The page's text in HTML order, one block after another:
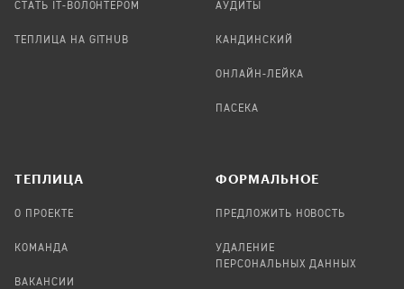
СТАТЬ IT-ВОЛОНТЕРОМ
ТЕПЛИЦА НА GITHUB
АУДИТЫ
КАНДИНСКИЙ
ОНЛАЙН-ЛЕЙКА
ПАСЕКА
TЕПЛИЦА
О ПРОЕКТЕ
КОМАНДА
ВАКАНСИИ
ФОРМАЛЬНОЕ
ПРЕДЛОЖИТЬ НОВОСТЬ
УДАЛЕНИЕ
ПЕРСОНАЛЬНЫХ ДАННЫХ